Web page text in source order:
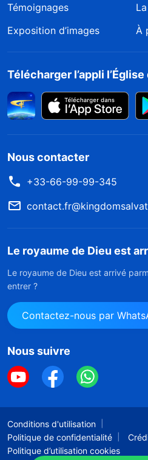
Témoignages
Exposition d’images
À
Télécharger l’appli
Nous contacter
+33-66-99-99-345
Le royaume de Dieu est
Le royaume de Dieu est arrivé
entrer ?
Contactez-nous par
Nous suivre
Conditions d'utilisation
Politique de confidentialité
Politique d’utilisation cookies